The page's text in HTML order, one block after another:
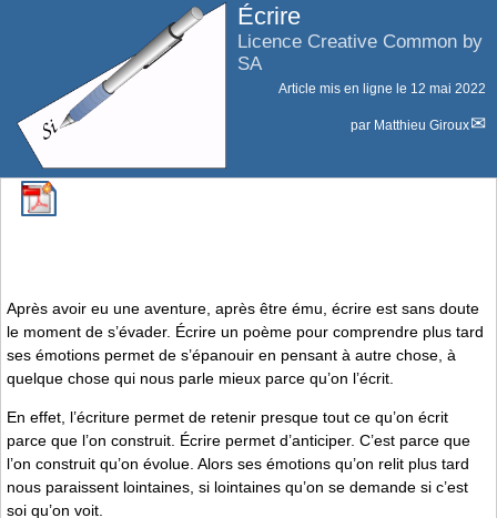
Écrire
Licence Creative Common by
SA
Article mis en ligne le 12 mai 2022
par Matthieu Giroux
Après avoir eu une aventure, après être ému, écrire est sans doute
le moment de s’évader. Écrire un poème pour comprendre plus tard
ses émotions permet de s’épanouir en pensant à autre chose, à
quelque chose qui nous parle mieux parce qu’on l’écrit.
En effet, l’écriture permet de retenir presque tout ce qu’on écrit
parce que l’on construit. Écrire permet d’anticiper. C’est parce que
l’on construit qu’on évolue. Alors ses émotions qu’on relit plus tard
nous paraissent lointaines, si lointaines qu’on se demande si c’est
soi qu’on voit.